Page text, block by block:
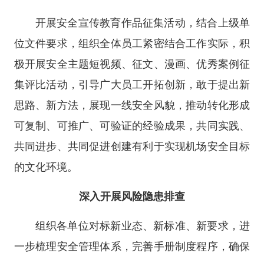
开展安全宣传教育作品征集活动，结合上级单
位文件要求，组织全体员工紧密结合工作实际，积
极开展安全主题短视频、征文、漫画、优秀案例征
集评比活动，引导广大员工开拓创新，敢于提出新
思路、新方法，展现一线安全风貌，推动转化形成
可复制、可推广、可验证的经验成果，共同实践、
共同进步、共同促进创建有利于实现机场安全目标
的文化环境。
深入开展风险隐患排查
组织各单位对标新业态、新标准、新要求，进
一步梳理安全管理体系，完善手册制度程序，确保